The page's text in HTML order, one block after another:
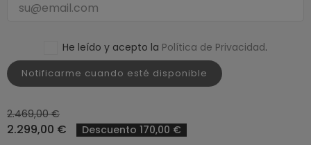
He leído y acepto la Política de Privacidad.
Notificarme cuando esté disponible
2.469,00 €
2.299,00 €
Descuento 170,00 €